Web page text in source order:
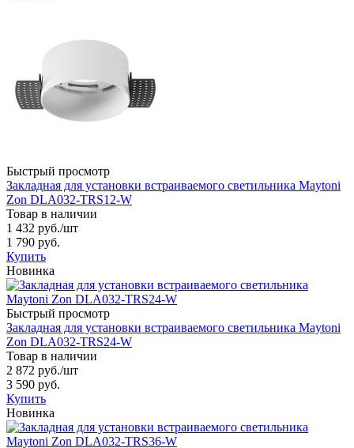
Быстрый просмотр
Закладная для установки встраиваемого светильника Maytoni
Zon DLA032-TRS12-W
Товар в наличии
1 432 руб./шт
1 790 руб.
Купить
Новинка
Быстрый просмотр
Закладная для установки встраиваемого светильника Maytoni
Zon DLA032-TRS24-W
Товар в наличии
2 872 руб./шт
3 590 руб.
Купить
Новинка